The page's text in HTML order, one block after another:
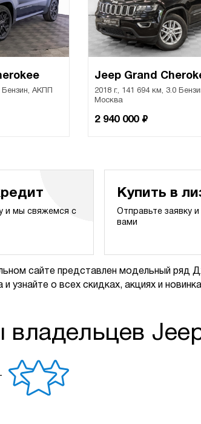
Бензин, АКПП
Jeep Grand
2018 г., 141 694 км, 3.0
Москва
2 940 000 ₽
и мы свяжемся с
Купить в
Отправьте заявку
вами
сайте представлен модельный ряд
узнайте о всех скидках, акциях и